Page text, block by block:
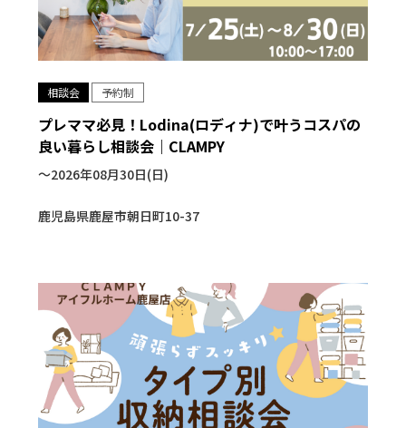
相談会 予約制
プレママ必見！Lodina(ロディナ)で叶うコスパの
良い暮らし相談会｜CLAMPY
〜2026年08月30日(日)
鹿児島県鹿屋市朝日町10-37